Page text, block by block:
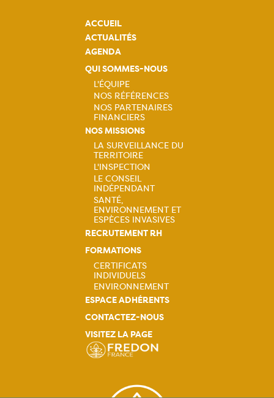
ACCUEIL
ACTUALITÉS
AGENDA
QUI SOMMES-NOUS
Navigation
principale
L'ÉQUIPE
NOS RÉFÉRENCES
NOS PARTENAIRES
FINANCIERS
NOS MISSIONS
Navigation
principale
LA SURVEILLANCE DU
TERRITOIRE
L'INSPECTION
LE CONSEIL
INDÉPENDANT
SANTÉ,
ENVIRONNEMENT ET
ESPÈCES INVASIVES
RECRUTEMENT RH
FORMATIONS
Navigation
principale
CERTIFICATS
INDIVIDUELS
ENVIRONNEMENT
ESPACE ADHÉRENTS
CONTACTEZ-NOUS
VISITEZ LA PAGE